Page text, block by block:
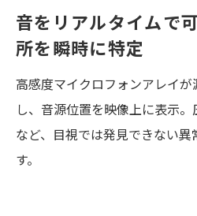
音をリアルタイムで
所を瞬時に特定
高感度マイクロフォンアレイ
し、音源位置を映像上に表示
など、目視では発見できない
す。